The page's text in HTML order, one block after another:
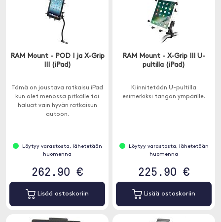
RAM Mount - POD I ja X-Grip
III (iPad)
Tämä on joustava ratkaisu iPad
kun olet menossa pitkälle tai
haluat vain hyvän ratkaisun
autoon.
Löytyy varastosta, lähetetään
huomenna
262.90 €
Lisää ostoskoriin
RAM Mount - X-Grip III U-
pultilla (iPad)
Kiinnitetään U-pultilla
esimerkiksi tangon ympärille.
Löytyy varastosta, lähetetään
huomenna
225.90 €
Lisää ostoskoriin